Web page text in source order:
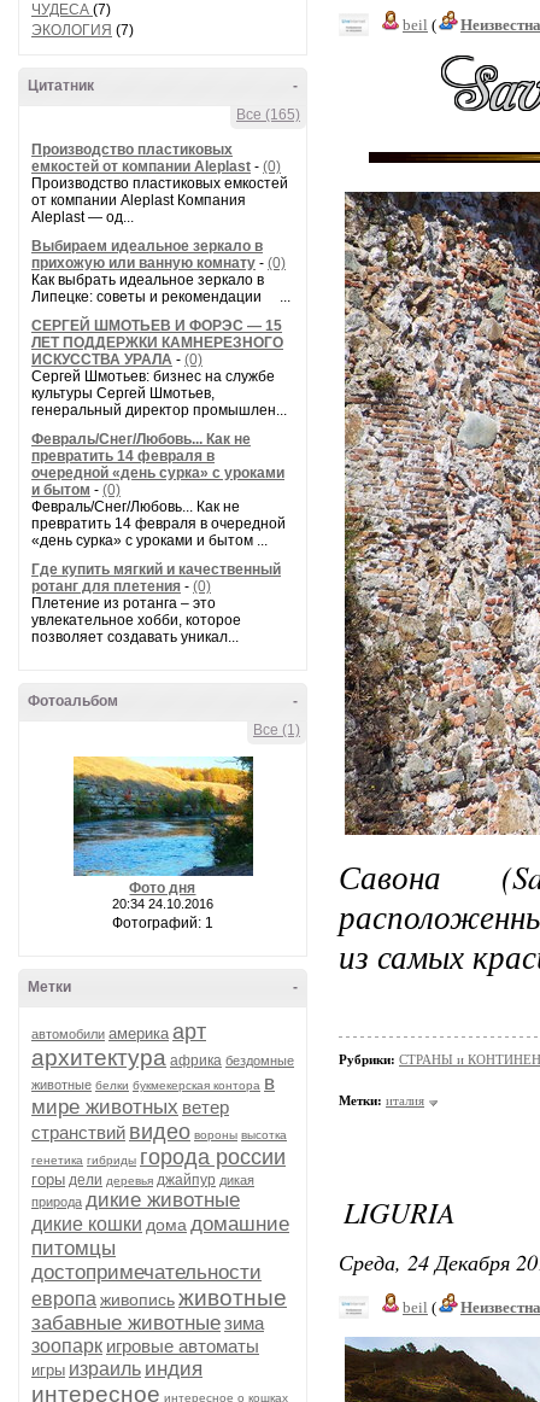
ЧУДЕСА (7)
ЭКОЛОГИЯ (7)
-
Цитатник
Все (165)
Производство пластиковых
емкостей от компании Aleplast - (0)
Производство пластиковых емкостей
от компании Aleplast Компания
Aleplast — од...
Выбираем идеальное зеркало в
прихожую или ванную комнату - (0)
Как выбрать идеальное зеркало в
Липецке: советы и рекомендации ...
СЕРГЕЙ ШМОТЬЕВ И ФОРЭС — 15
ЛЕТ ПОДДЕРЖКИ КАМНЕРЕЗНОГО
ИСКУССТВА УРАЛА - (0)
Сергей Шмотьев: бизнес на службе
культуры Сергей Шмотьев,
генеральный директор промышлен...
Февраль/Снег/Любовь... Как не
превратить 14 февраля в
очередной «день сурка» с уроками
и бытом - (0)
Февраль/Снег/Любовь... Как не
превратить 14 февраля в очередной
«день сурка» с уроками и бытом ...
Где купить мягкий и качественный
ротанг для плетения - (0)
Плетение из ротанга – это
увлекательное хобби, которое
позволяет создавать уникал...
-
Фотоальбом
Все (1)
Фото дня
20:34 24.10.2016
Фотографий: 1
-
Метки
автомобили америка арт
архитектура африка бездомные
животные белки букмекерская контора в
мире животных ветер
странствий видео вороны высотка
генетика гибриды города россии
горы дели деревья джайпур дикая
природа дикие животные
дикие кошки дома домашние
питомцы
достопримечательности
европа живописьживотные
забавные животныезима
зоопарк игровые автоматы
игры израиль индия
интересное интересное о кошках
beil (
Савона
из самых
Рубрики: СТРАНЫ и
Метки: италия
LIGURIA
Среда, 24 Декабря
beil (